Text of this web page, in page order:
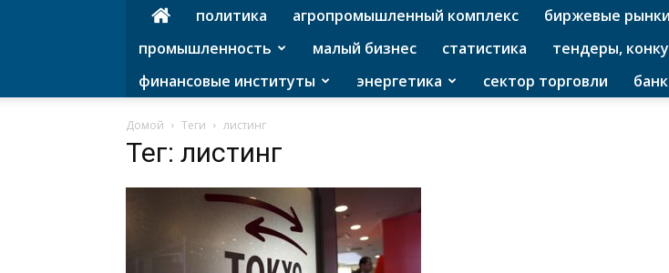
политика агропромышленный комплекс биржевые рынки
промышленность
малый бизнес статистика тендеры,
финансовые институты
энергетика сектор торговли
Домой Теги листинг
Тег: листинг